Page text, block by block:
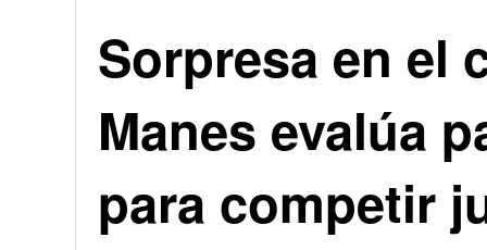
Sorpresa en el
Manes evalúa
para competir